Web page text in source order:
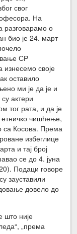
свог
На
разговарамо о
био је 24. март
СР
изнесемо своје
оставило
ми је да је и
актери
тог рата, и да је
чишћење,
са Косова. Према
избеглице
и тај број
се до 4. јуна
Подаци говоре
зауставили
довело до
што није
„према